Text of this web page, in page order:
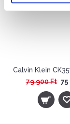
79 900 Ft 75